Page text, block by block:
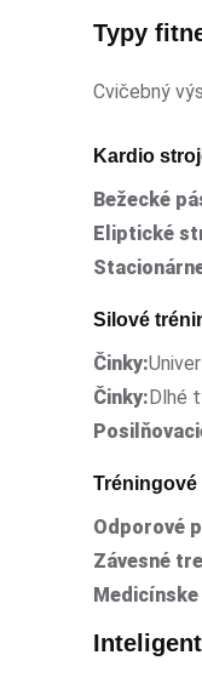
Typy
Cvičebný
Kardio
Bežecké
Eliptické
Silové
Činky:
Činky: Dlhé
Odporové
Závesné